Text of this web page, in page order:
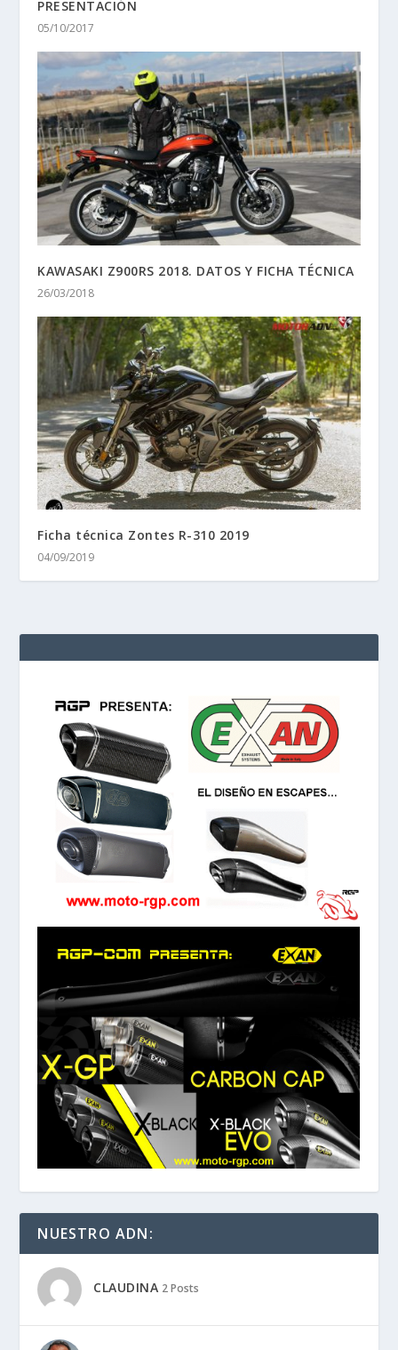
PRESENTACIÓN
05/10/2017
KAWASAKI Z900RS 2018. DATOS Y FICHA TÉCNICA
26/03/2018
Ficha técnica Zontes R-310 2019
04/09/2019
NUESTRO ADN:
CLAUDINA 2 Posts